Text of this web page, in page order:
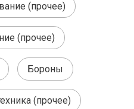
(прочее)
(прочее)
Бороны
(прочее)